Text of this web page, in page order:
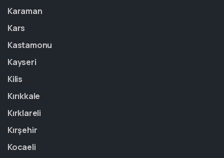
Karaman
Kars
Kastamonu
Kayseri
Kilis
Kırıkkale
Kırklareli
Kırşehir
Kocaeli